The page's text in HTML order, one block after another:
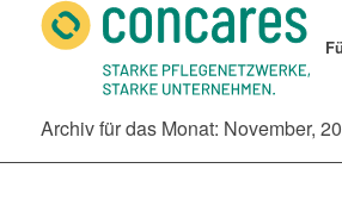
Archiv für das Monat: November,